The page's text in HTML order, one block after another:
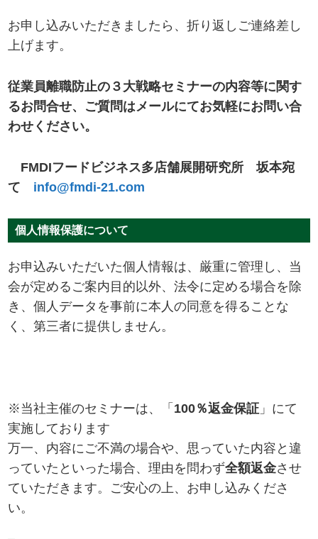
お申し込みいただきましたら、折り返しご連絡差し
上げます。
従業員離職防止の３大戦略セミナーの内容等に関す
るお問合せ、ご質問はメールにてお気軽にお問い合
わせください。
FMDIフードビジネス多店舗展開研究所 坂本宛
て info@fmdi-21.com
個人情報保護について
お申込みいただいた個人情報は、厳重に管理し、当
会が定めるご案内目的以外、法令に定める場合を除
き、個人データを事前に本人の同意を得ることな
く、第三者に提供しません。
※当社主催のセミナーは、「 100％返金保証 」にて
実施しております
万一、内容にご不満の場合や、思っていた内容と違
っていたといった場合、理由を問わず全額返金させ
ていただきます。ご安心の上、お申し込みくださ
い。